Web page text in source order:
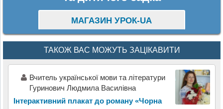
МАГАЗИН УРОК-UA
ТАКОЖ ВАС МОЖУТЬ ЗАЦІКАВИТИ
Вчитель української мови та літератури
Гуринович Людмила Василівна
Інтерактивний плакат до роману «Чорна